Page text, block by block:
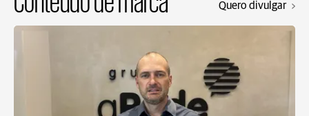
Quero divulgar